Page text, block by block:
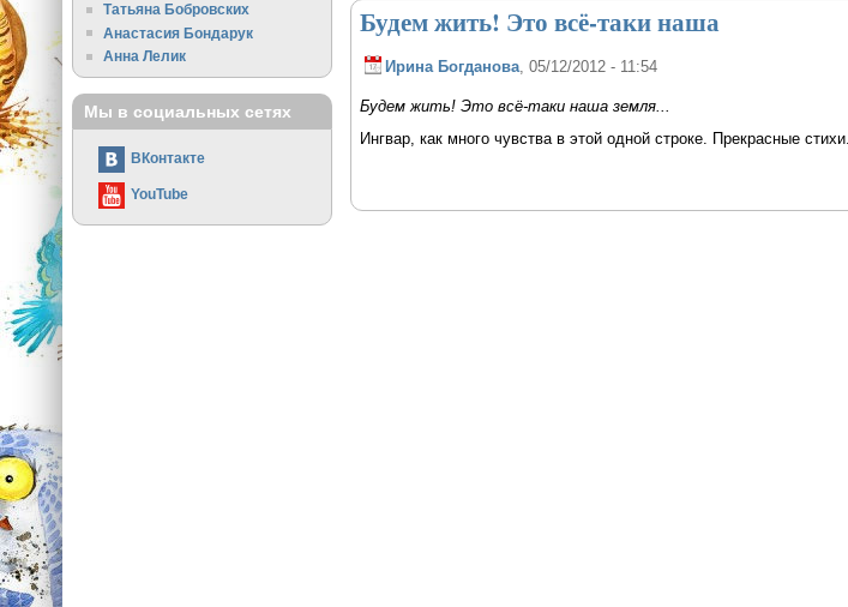
Будем жить! Это всё-таки наша
Ирина Богданова, 05/12/2012 - 11:54
Будем жить! Это всё-таки наша земля...
Ингвар, как много чувства в этой одной строке. Прекрасные стихи.
Татьяна Бобровских
Анастасия Бондарук
Анна Лелик
Мы в социальных сетях
ВКонтакте
YouTube